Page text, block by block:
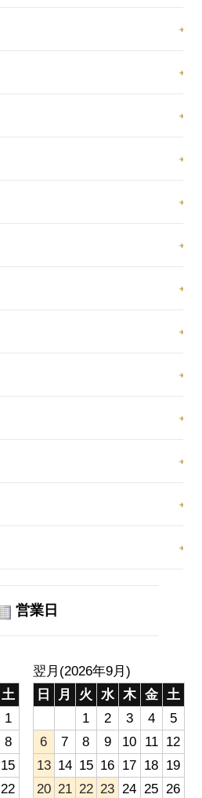
営業日
土
1
8
15
22
翌月(2026年9月)
日
月 火 水 木 金
土
1
2 3 4
5
6
7 8 9 10 11
12
13 14 15 16 17 18 19
20 21 22 23 24 25 26